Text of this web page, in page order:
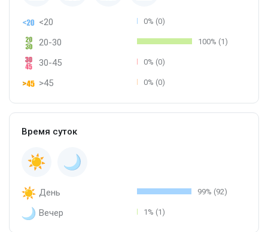
<20 0% (0)
20-30 100% (1)
30-45 0% (0)
>45 0% (0)
Время суток
День 99% (92)
Вечер 1% (1)